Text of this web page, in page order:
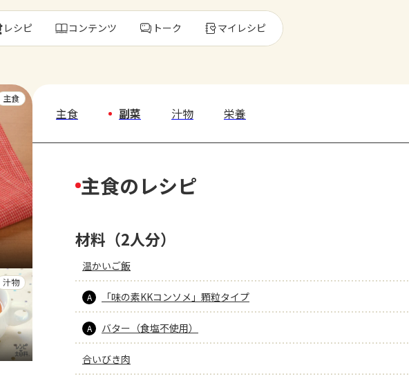
レシピ コンテンツ トーク マイレシピ
主食
汁物
主食 副菜 汁物 栄養
主食のレシピ
材料（2人分）
温かいご飯
A 「味の素KKコンソメ」顆粒タイプ
A バター（食塩不使用）
合いびき肉